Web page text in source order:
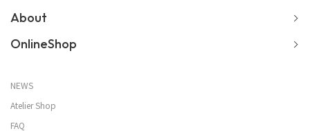
About
OnlineShop
NEWS
Atelier Shop
FAQ